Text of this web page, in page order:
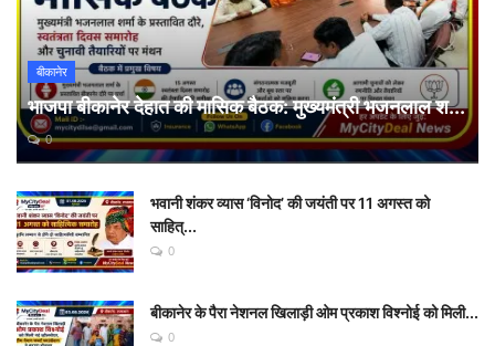
बीकानेर
भाजपा बीकानेर देहात की मासिक बैठक: मुख्यमंत्री भजनलाल श...
0
भवानी शंकर व्यास ‘विनोद’ की जयंती पर 11 अगस्त को
साहित्...
0
बीकानेर के पैरा नेशनल खिलाड़ी ओम प्रकाश विश्नोई को मिली...
0